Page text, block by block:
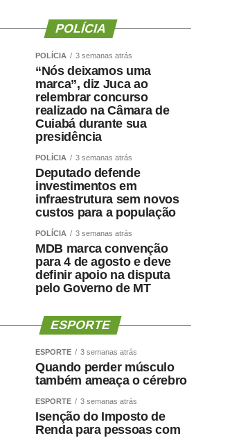
POLÍCIA
POLÍCIA 3 semanas atrás
“Nós deixamos uma
marca”, diz Juca ao
relembrar concurso
realizado na Câmara de
Cuiabá durante sua
presidência
POLÍCIA 3 semanas atrás
Deputado defende
investimentos em
infraestrutura sem novos
custos para a população
POLÍCIA 3 semanas atrás
MDB marca convenção
para 4 de agosto e deve
definir apoio na disputa
pelo Governo de MT
ESPORTE
ESPORTE 3 semanas atrás
Quando perder músculo
também ameaça o cérebro
ESPORTE 3 semanas atrás
Isenção do Imposto de
Renda para pessoas com